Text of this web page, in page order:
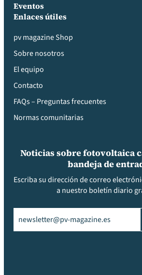
Eventos
Enlaces útiles
pv magazine Shop
Sobre nosotros
El equipo
Contacto
FAQs – Preguntas frecuentes
Normas comunitarias
Noticias sobre fotovoltaica
bandeja de
Escriba su dirección de correo
a nuestro boletín diario